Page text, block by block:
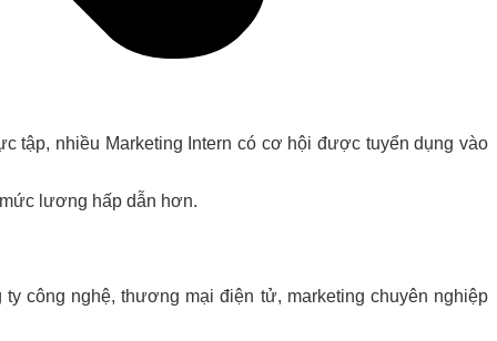
tập, nhiều Marketing Intern có cơ hội được tuyển dụng vào
lương hấp dẫn hơn.
công nghệ, thương mại điện tử, marketing chuyên nghiệp